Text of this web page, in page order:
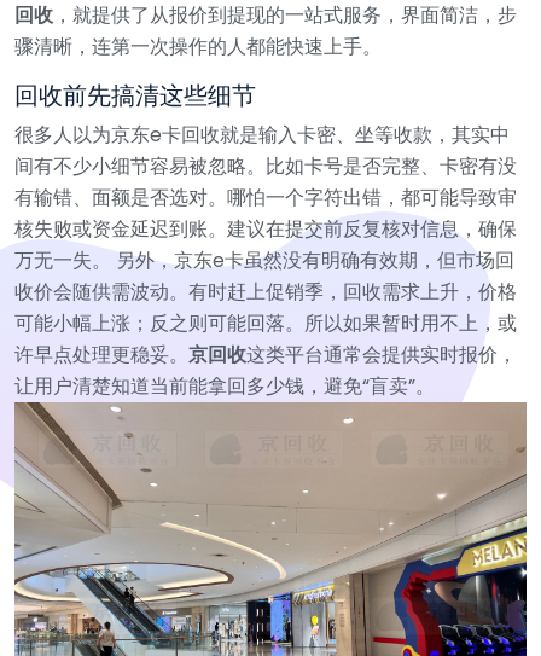
回收，就提供了从报价到提现的一站式服务，界面简洁，步
骤清晰，连第一次操作的人都能快速上手。
回收前先搞清这些细节
很多人以为京东e卡回收就是输入卡密、坐等收款，其实中
间有不少小细节容易被忽略。比如卡号是否完整、卡密有没
有输错、面额是否选对。哪怕一个字符出错，都可能导致审
核失败或资金延迟到账。建议在提交前反复核对信息，确保
万无一失。
另外，京东e卡虽然没有明确有效期，但市场回
收价会随供需波动。有时赶上促销季，回收需求上升，价格
可能小幅上涨；反之则可能回落。所以如果暂时用不上，或
许早点处理更稳妥。 京回收这类平台通常会提供实时报价，
让用户清楚知道当前能拿回多少钱，避免“盲卖”。